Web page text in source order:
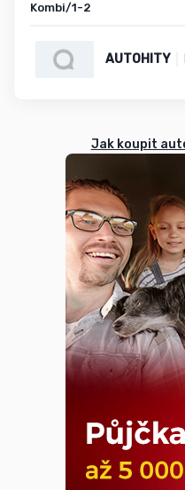
Kombi/1-2
AUTOHITY
Jak koupit